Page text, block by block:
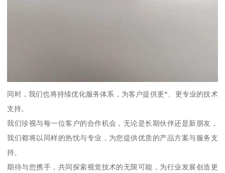
同时，我们也将持续优化服务体系，为客户提供更*、更专业的技术
支持。
我们珍视与每一位客户的合作机会，无论是长期伙伴还是新朋友，
我们都将以同样的热忱与专业，为您提供优质的产品方案与服务支
持。
期待与您携手，共同探索视觉技术的无限可能，为行业发展创造更